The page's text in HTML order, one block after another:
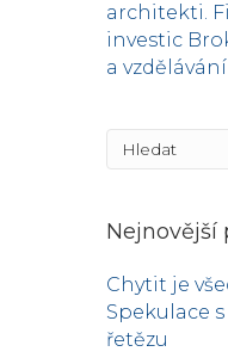
architekti.
investic
a vzdělávání
Nejnovější
Chytit je
Spekulace
řetězu